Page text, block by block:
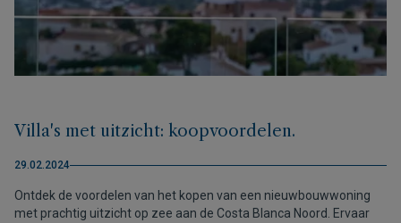
Villa's met uitzicht: koopvoordelen.
29.02.2024
Ontdek de voordelen van het kopen van een nieuwbouwwoning
met prachtig uitzicht op zee aan de Costa Blanca Noord. Ervaar